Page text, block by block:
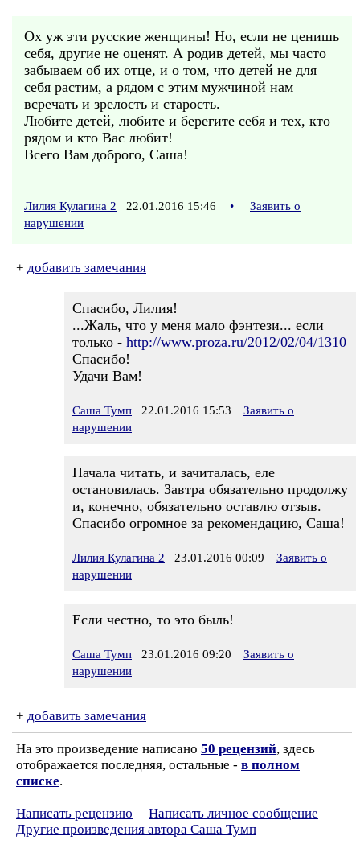
Ох уж эти русские женщины! Но, если не ценишь
себя, другие не оценят. А родив детей, мы часто
забываем об их отце, и о том, что детей не для
себя растим, а рядом с этим мужчиной нам
всречать и зрелость и старость.
Любите детей, любите и берегите себя и тех, кто
рядом и кто Вас любит!
Всего Вам доброго, Саша!
Лилия Кулагина 2 22.01.2016 15:46 •
Заявить о
нарушении
+ добавить замечания
Спасибо, Лилия!
...Жаль, что у меня мало фэнтези... если
только - http://www.proza.ru/2012/02/04/1310
Спасибо!
Удачи Вам!
Саша Тумп 22.01.2016 15:53
Заявить о
нарушении
Начала читать, и зачиталась, еле
остановилась. Завтра обязательно продолжу
и, конечно, обязательно оставлю отзыв.
Спасибо огромное за рекомендацию, Саша!
Лилия Кулагина 2 23.01.2016 00:09
Заявить о
нарушении
Если честно, то это быль!
Саша Тумп 23.01.2016 09:20
Заявить о
нарушении
+ добавить замечания
На это произведение написано 50 рецензий, здесь
отображается последняя, остальные - в полном
списке.
Написать рецензию
Написать личное сообщение
Другие произведения автора Саша Тумп